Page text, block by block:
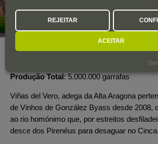
Ano de fundação 1986
Produção Total 5.000.000 garrafas
Viñas del Vero, adega da Alta Aragona
de Vinhos de González Byass desde 2008,
ao rio homónimo que, por estreitos
desce dos Pirenéus para desaguar no Cinca.
REJEITAR
ACEITAR